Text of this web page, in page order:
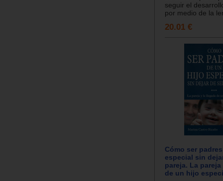
seguir el
por medio de la
20.01 €
Cómo ser
especial sin
pareja. La
de un hijo